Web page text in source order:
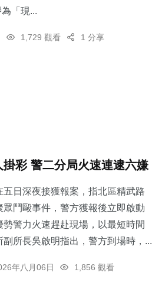
「現...
1,729 觀看 1 分享
彩 警二分局火速連逮六嫌
五日深夜接獲報案，指北區精武路
鬥毆事件，警方獲報後立即啟動
警力火速趕赴現場，以最短時間
所長吳啟明指出，警方到場時，...
年八月06日
1,856 觀看